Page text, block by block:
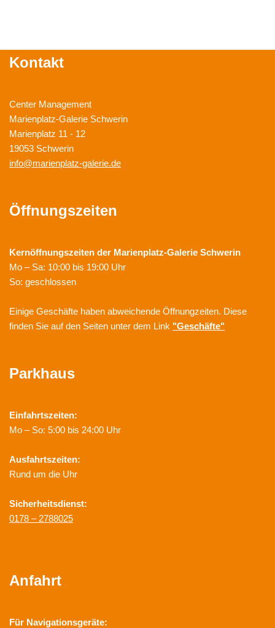
Kontakt
Center Management
Marienplatz-Galerie Schwerin
Marienplatz 11 - 12
19053 Schwerin
info@marienplatz-galerie.de
Öffnungszeiten
Kernöffnungszeiten der Marienplatz-Galerie Schwerin
Mo – Sa: 10:00 bis 19:00 Uhr
So: geschlossen
Einige Geschäfte haben abweichende Öffnungzeiten. Diese
finden Sie auf den Seiten unter dem Link "Geschäfte"
Parkhaus
Einfahrtszeiten:
Mo – So: 5:00 bis 24:00 Uhr
Ausfahrtszeiten:
Rund um die Uhr
Sicherheitsdienst:
0178 – 2788025
Anfahrt
Für Navigationsgeräte: